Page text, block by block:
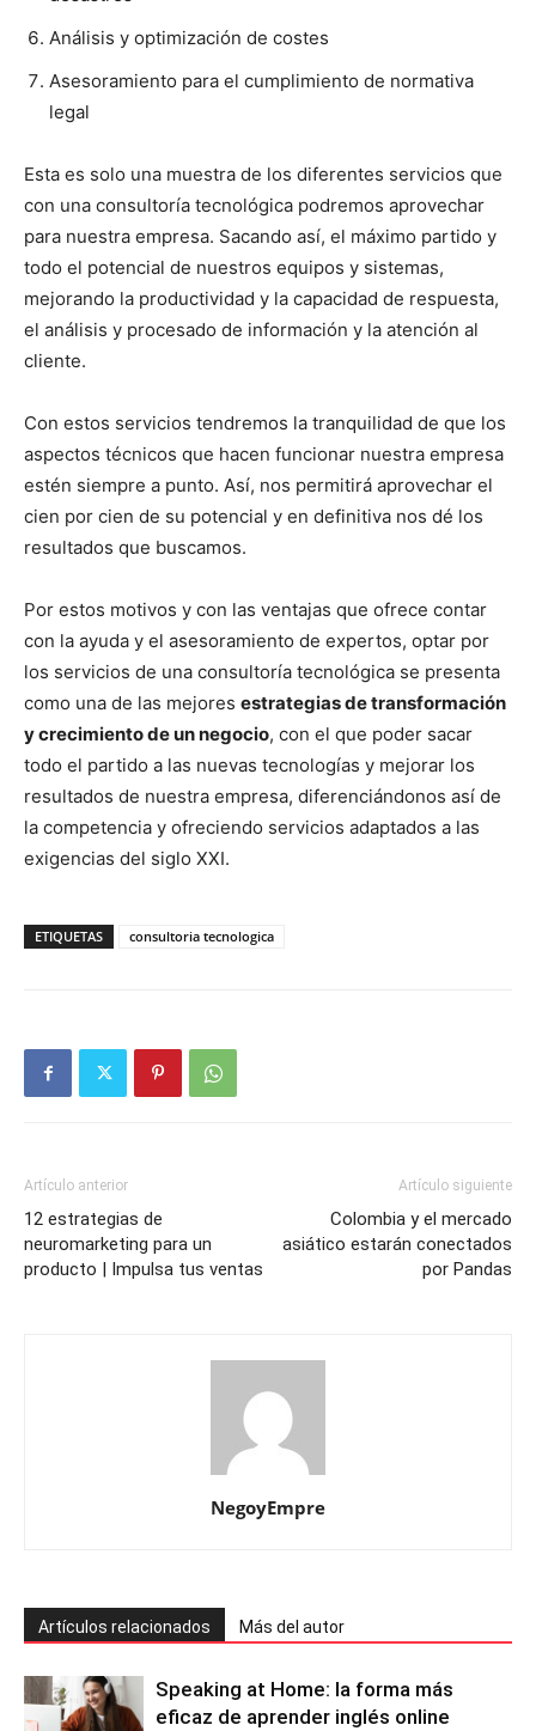
Análisis y optimización de costes
Asesoramiento para el cumplimiento de normativa
legal
Esta es solo una muestra de los diferentes servicios que
con una consultoría tecnológica podremos aprovechar
para nuestra empresa. Sacando así, el máximo partido y
todo el potencial de nuestros equipos y sistemas,
mejorando la productividad y la capacidad de respuesta,
el análisis y procesado de información y la atención al
cliente.
Con estos servicios tendremos la tranquilidad de que los
aspectos técnicos que hacen funcionar nuestra empresa
estén siempre a punto. Así, nos permitirá aprovechar el
cien por cien de su potencial y en definitiva nos dé los
resultados que buscamos.
Por estos motivos y con las ventajas que ofrece contar
con la ayuda y el asesoramiento de expertos, optar por
los servicios de una consultoría tecnológica se presenta
como una de las mejores estrategias de transformación
y crecimiento de un negocio, con el que poder sacar
todo el partido a las nuevas tecnologías y mejorar los
resultados de nuestra empresa, diferenciándonos así de
la competencia y ofreciendo servicios adaptados a las
exigencias del siglo XXI.
ETIQUETAS consultoria tecnologica
Artículo anterior
12 estrategias de
neuromarketing para un
producto | Impulsa tus ventas
Artículo siguiente
Colombia y el mercado
asiático estarán conectados
por Pandas
NegoyEmpre
Artículos relacionados Más del autor
Speaking at Home: la forma más
eficaz de aprender inglés online